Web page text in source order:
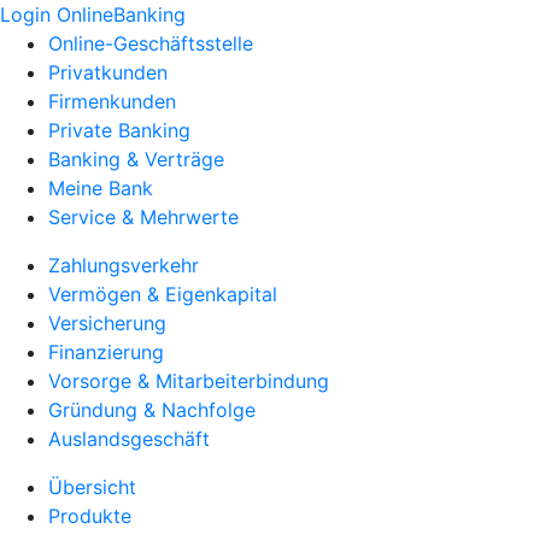
Login OnlineBanking
Online-Geschäftsstelle
Privatkunden
Firmenkunden
Private Banking
Banking & Verträge
Meine Bank
Service & Mehrwerte
Zahlungsverkehr
Vermögen & Eigenkapital
Versicherung
Finanzierung
Vorsorge & Mitarbeiterbindung
Gründung & Nachfolge
Auslandsgeschäft
Übersicht
Produkte